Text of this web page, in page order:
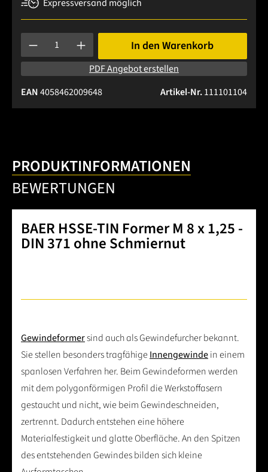
Expressversand möglich
Produkt Anzahl: Gib den gewünschten Wert ein oder
In den Warenkorb
PDF Angebot erstellen
Artikel-Nr.111101104
EAN4058462009648
PRODUKTINFORMATIONEN
BEWERTUNGEN
BAER HSSE-TIN Former M 8 x 1,25 -
DIN 371 ohne Schmiernut
Gewindeformersind auch als Gewindefurcher bekannt.
Sie stellen besonders tragfähigeInnengewindein einem
spanlosen Verfahren her. Beim Gewindeformen werden
mit dem polygonförmigen Profil die Werkstoffasern
gestaucht und nicht, wie beim Gewindeschneiden,
zertrennt. Dadurch entstehen eine höhere
Materialfestigkeit und glatte Oberfläche. An den Spitzen
des entstehenden Gewindes bilden sich kleine